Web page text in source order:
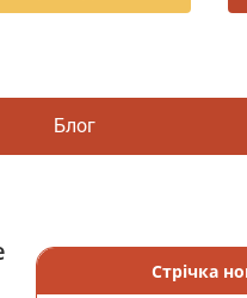
Блог
Стрічка